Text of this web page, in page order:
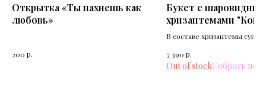
Открытка «Ты пахнешь как
любовь»
200 р.
Букет с
хризантемами
тарт"
В составе хризантемы
кустовая хризантема и
7 390 р.
Out of stock